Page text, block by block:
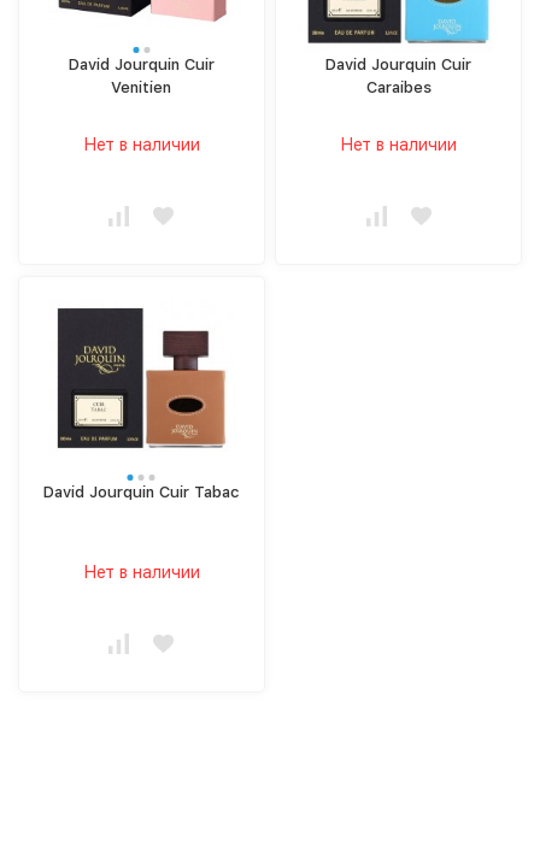
David Jourquin Cuir
Venitien
Нет в наличии
David Jourquin Cuir
Caraibes
Нет в наличии
David Jourquin Cuir Tabac
Нет в наличии